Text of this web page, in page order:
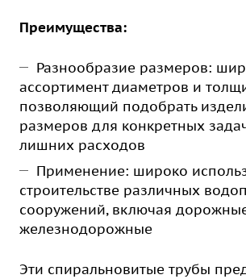
Преимущества:
Разнообразие размеров:
ассортимент диаметров и
позволяющий подобрать
размеров для конкретных
лишних расходов
Применение: широко
строительстве различных
сооружений, включая
железнодорожные
Эти спиральновитые трубы